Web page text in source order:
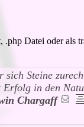
Datei oder als
sich Steine
Erfolg in den
Chargaff